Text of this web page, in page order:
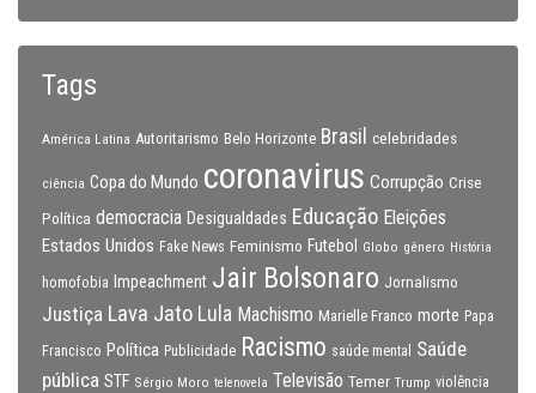
Tags
América Latina Autoritarismo Belo Horizonte Brasil celebridades
ciência Copa do Mundo coronavirus Corrupção Crise
Política democracia Desigualdades Educação Eleições
Estados Unidos Fake News Feminismo Futebol Globo gênero História
homofobia Impeachment Jair Bolsonaro Jornalismo
Justiça Lava Jato Lula Machismo Marielle Franco morte Papa
Francisco Política Publicidade Racismo saúde mental
Saúde
pública STF Sérgio Moro telenovela Televisão Temer Trump violência